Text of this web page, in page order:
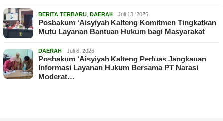
BERITA TERBARU DAERAH Juli 13, 2026
Posbakum ‘Aisyiyah Kalteng Komitmen Tingkatkan
Mutu Layanan Bantuan Hukum bagi Masyarakat
DAERAH Juli 6, 2026
Posbakum ‘Aisyiyah Kalteng Perluas Jangkauan
Informasi Layanan Hukum Bersama PT Narasi
Moderat…